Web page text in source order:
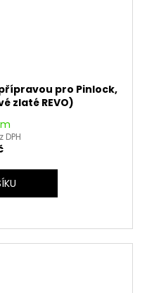
pro Pinlock,
zlaté REVO)
DPH